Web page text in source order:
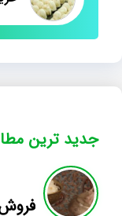
جدید ترین